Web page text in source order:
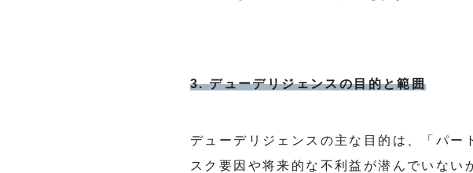
3. デューデリジェンスの目的と範囲
デューデリジェンスの主な目的は、「パー
スク要因や将来的な不利益が潜んでいな